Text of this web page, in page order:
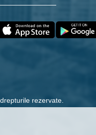
rezervate.